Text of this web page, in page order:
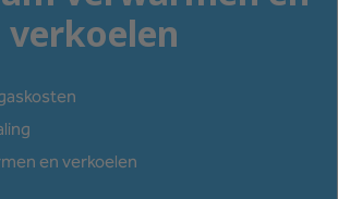
verkoelen
en verkoelen